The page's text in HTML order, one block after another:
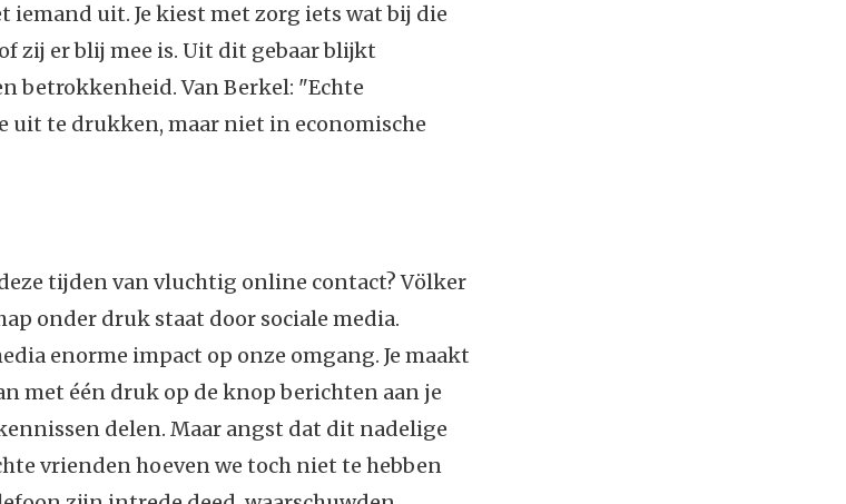
uit. Je kiest met zorg iets wat bij die
zij er blij mee is. Uit dit gebaar blijkt
betrokkenheid. Van Berkel: "Echte
uit te drukken, maar niet in economische
tijden van vluchtig online contact? Völker
onder druk staat door sociale media.
enorme impact op onze omgang. Je maakt
met één druk op de knop berichten aan je
delen. Maar angst dat dit nadelige
vrienden hoeven we toch niet te hebben